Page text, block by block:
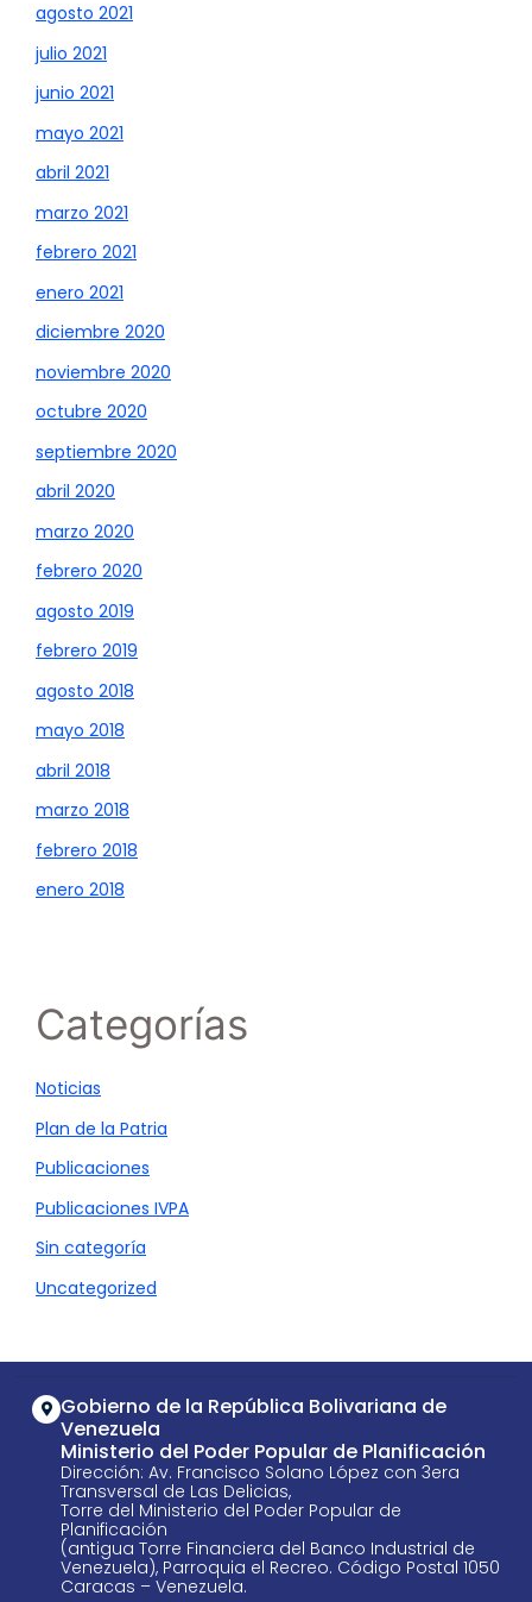
agosto 2021
julio 2021
junio 2021
mayo 2021
abril 2021
marzo 2021
febrero 2021
enero 2021
diciembre 2020
noviembre 2020
octubre 2020
septiembre 2020
abril 2020
marzo 2020
febrero 2020
agosto 2019
febrero 2019
agosto 2018
mayo 2018
abril 2018
marzo 2018
febrero 2018
enero 2018
Categorías
Noticias
Plan de la Patria
Publicaciones
Publicaciones IVPA
Sin categoría
Uncategorized
Gobierno de la República Bolivariana de
Venezuela
Ministerio del Poder Popular de Planificación
Dirección: Av. Francisco Solano López con 3era
Transversal de Las Delicias,
Torre del Ministerio del Poder Popular de
Planificación
(antigua Torre Financiera del Banco Industrial de
Venezuela), Parroquia el Recreo. Código Postal 1050
Caracas – Venezuela.